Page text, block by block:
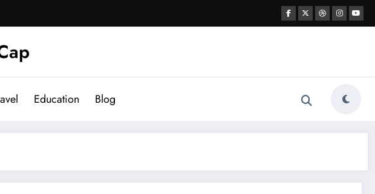
Education Blog